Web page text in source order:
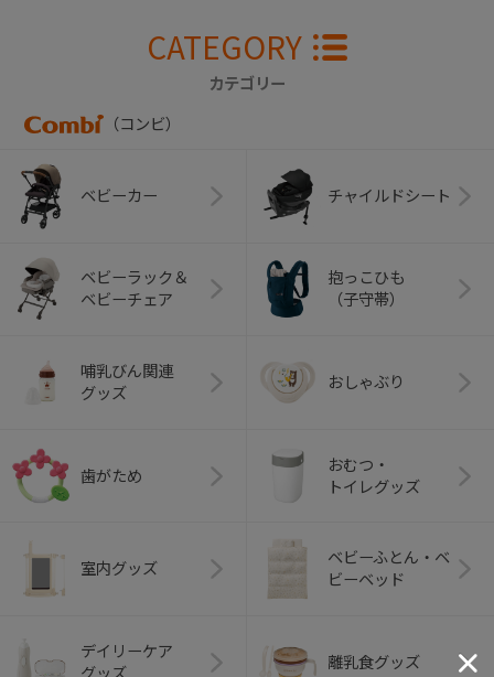
CATEGORY
カテゴリー
（コンビ）
ベビーカー チャイルドシート
ベビーラック＆
ベビーチェア
抱っこひも
（子守帯）
哺乳びん関連
グッズ
おしゃぶり
歯がため
おむつ・
トイレグッズ
室内グッズ
ベビーふとん・ベ
ビーベッド
デイリーケア
グッズ
離乳食グッズ